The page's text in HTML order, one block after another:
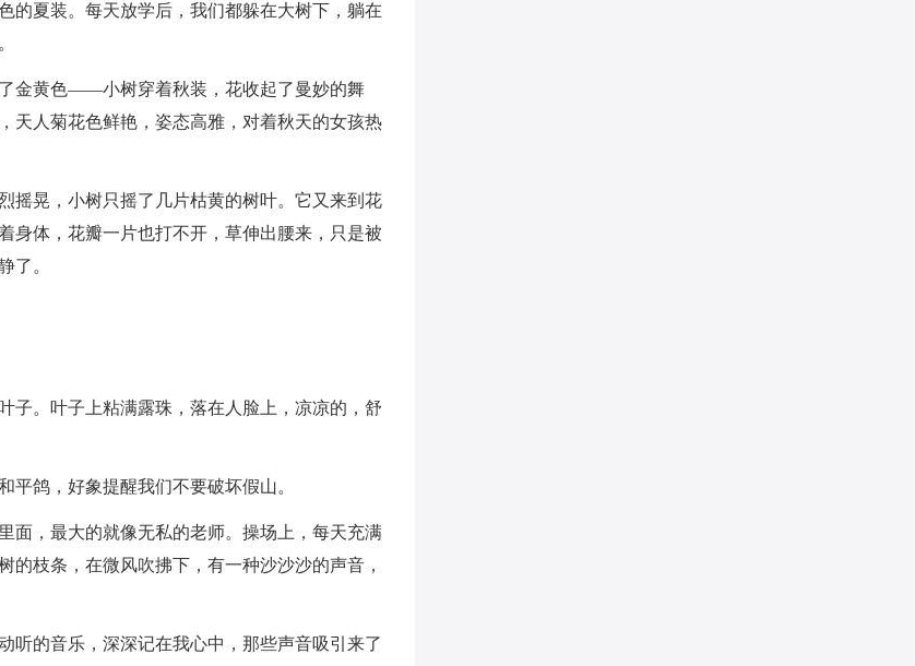
的夏装。每天放学后，我们都躲在大树下，躺在
金黄色——小树穿着秋装，花收起了曼妙的舞
天人菊花色鲜艳，姿态高雅，对着秋天的女孩热
晃，小树只摇了几片枯黄的树叶。它又来到花
身体，花瓣一片也打不开，草伸出腰来，只是被
了。
。叶子上粘满露珠，落在人脸上，凉凉的，舒
鸽，好象提醒我们不要破坏假山。
，最大的就像无私的老师。操场上，每天充满
的枝条，在微风吹拂下，有一种沙沙沙的声音，
的音乐，深深记在我心中，那些声音吸引来了